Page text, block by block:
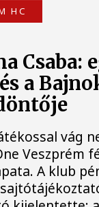
HC
Csaba:
a
vág
Veszprém
A klub